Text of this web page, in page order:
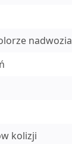
nadwozia
kolizji